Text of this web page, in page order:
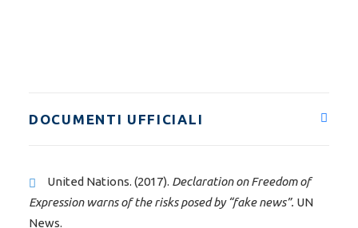
DOCUMENTI UFFICIALI
United Nations. (2017). Declaration on Freedom of
Expression warns of the risks posed by “fake news”. UN
News.